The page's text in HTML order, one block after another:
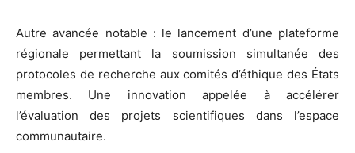
Autre avancée notable : le lancement d’une plateforme
régionale permettant la soumission simultanée des
protocoles de recherche aux comités d’éthique des États
membres. Une innovation appelée à accélérer
l’évaluation des projets scientifiques dans l’espace
communautaire.